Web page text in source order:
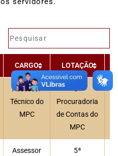
CARGO LOTAÇÃO
Assessor
Técnico do
MPC
Procuradoria
de Contas do
MPC
Assessor
5ª